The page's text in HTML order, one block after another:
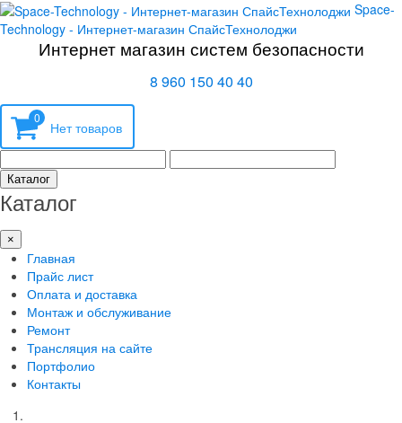
Space-
Technology - Интернет-магазин СпайсТехнолоджи
Интернет магазин систем безопасности
8 960 150 40 40
0
Каталог
Каталог
×
Главная
Прайс лист
Оплата и доставка
Монтаж и обслуживание
Ремонт
Трансляция на сайте
Портфолио
Контакты